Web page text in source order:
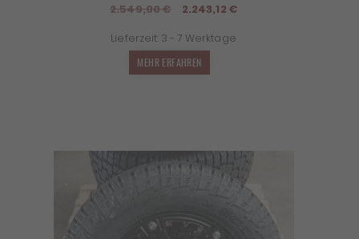
2.549,00€
Ursprünglicher
war:
2.549,00 €
2.243,12 €Aktueller
Lieferzeit: 3 - 7 Werktage
MEHR ERFAHREN